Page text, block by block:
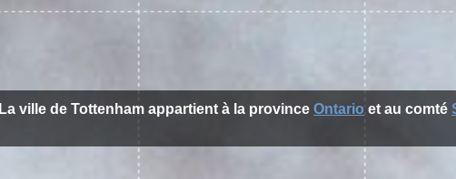
La ville de Tottenham appartient à la province Ontario et au comté